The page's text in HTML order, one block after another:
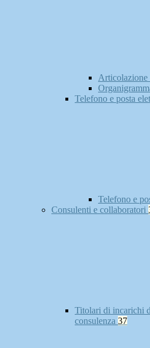
Telefono e posta
Telefono e
Consulenti e collaboratori
Titolari di incarichi
consulenza 37